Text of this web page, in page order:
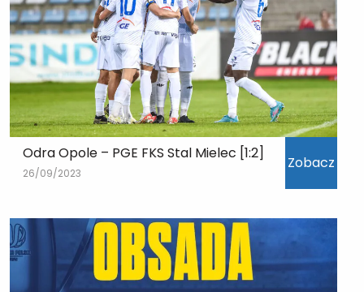
Odra Opole – PGE FKS Stal Mielec [1:2]
26/09/2023
Zobacz